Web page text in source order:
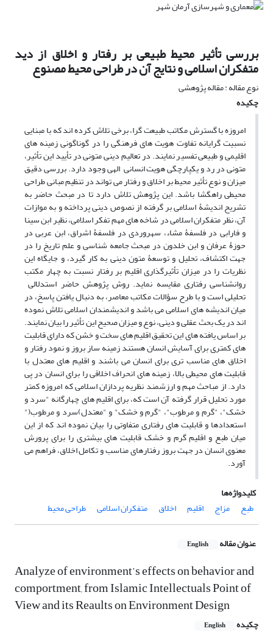
بررسی تأثیر محیط طبیعی بر رفتار و اخلاق از دید
متفکران اسلامی و نتایج آن در طراحی محیط مصنوع
نوع مقاله : مقاله پژوهشی
چکیده
امروزه با گسترش مکاتب طبیعت گرا، برخی تلاش کرده اند که با مبنایی
نسبیت گرایانه تفاوت هویت های فرهنگی را در گوناگونی زمینه های
اقلیمی و طبیعی تفسیر نمایند. در تعالیم دینی متونی در تأیید این تأثیر،
متونی در رد و یکپارچگی هویت انسانی الهی وجود دارد. بررسی دقیق
میزان و نوع تأثیر محیط بر اخلاق و رفتار می تواند در تنظیم مبانی طراحی
محیطی راهگشا باشد. این پژوهش تلاش دارد تا در مبحث حاضر به
تشریح اندیشۀ اسلامی بر گرفته از نصوص دینی پرداخته و به موازات
آن، نظر متفکران اسلامی در شاخه های مهم تفکر اسلامی، نظیر ابن سینا
و فارابی در فلسفۀ مشاء، سهروردی در فلسفۀ اشراق، ابن عربی در
حوزۀ عرفان و ابن خلدون در مبحث جامعه شناسی و علم تاریخ را در
جهت اکتشاف، تحلیل و توسعۀ متون دینی به کار گیرد، و جایگاه این
نظریات را در میزان تأثیرگذاری اقلیم بر رفتار نسبت به چهار مکتب
روانشناسی رفتاری مقایسه نماید. روش پژوهش حاضر استدلالی
تحلیلی است و با طرح سؤالات مکاتب معاصر، به دنبال یافتن پاسخ، در
میان اندیشه های اسلامی می باشد و اندیشمندان اسلامی تلاش نموده
اند در یک بحث عقلی و دینی، نوع و میزان صحیح این تأثیر را بیان نمایند.
بر اساس یافته های این تحقیق اقلیم های سخت و خشن که دارای قابلیت
های کمتری برای آسایش انسان هستند زمینه ساز بروز و نمود رفتار و
اخلاق های مناسب تری برای انسان می باشند و اقلیم های معتدل با
قابلیت های محیطی بالا، زمینه های انحراف اخلاقی را برای انسان در پی
دارد. از مباحث مهم و ارزشمند نظریه پردازان اسلامی که امروزه کمتر
مورد تحلیل قرار گرفته آن است که، برای اقلیم های چهارگانه "سرد و
خشک"، "گرم و مرطوب"، "گرم و خشک" و "معتدل)سرد و مرطوب("
استعدادها و قابلیت های رفتاری متفاوتی را بیان نموده اند که از این
میان طبع و اقلیم گرم و خشک قابلیت های بیشتری را برای پرورش
معنوی انسان در جهت بروز رفتارهای مناسب و تکامل اخلاق، فراهم می
آورد.
کلیدواژه‌ها
طبع
مزاج اقلیم اخلاق متفکران اسلامی طراحی محیط
عنوان مقاله English
Analyze of environment’s effects on behavior and
comportment, from Islamic Intellectuals Point of
View and its Reaults on Environment Design
چکیده English